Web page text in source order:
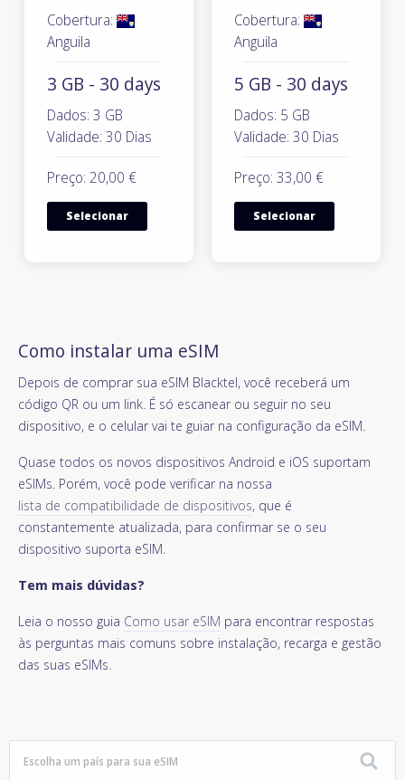
Cobertura:
Anguila
3 GB - 30 days
Dados: 3 GB
Validade: 30 Dias
Preço: 20,00 €
Selecionar
Cobertura:
Anguila
5 GB - 30 days
Dados: 5 GB
Validade: 30 Dias
Preço: 33,00 €
Selecionar
Como instalar uma eSIM
Depois de comprar sua eSIM Blacktel, você receberá um
código QR ou um link. É só escanear ou seguir no seu
dispositivo, e o celular vai te guiar na configuração da eSIM.
Quase todos os novos dispositivos Android e iOS suportam
eSIMs. Porém, você pode verificar na nossa
lista de compatibilidade de dispositivos, que é
constantemente atualizada, para confirmar se o seu
dispositivo suporta eSIM.
Tem mais dúvidas?
Leia o nosso guia Como usar eSIM para encontrar respostas
às perguntas mais comuns sobre instalação, recarga e gestão
das suas eSIMs.